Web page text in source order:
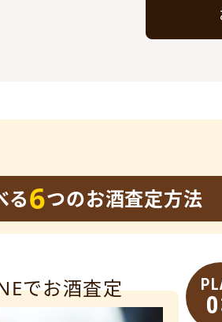
る6つのお酒査定方法
でお酒査定